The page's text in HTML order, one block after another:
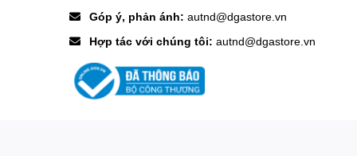
Góp ý, phản ánh: autnd@dgastore.vn
Hợp tác với chúng tôi: autnd@dgastore.vn